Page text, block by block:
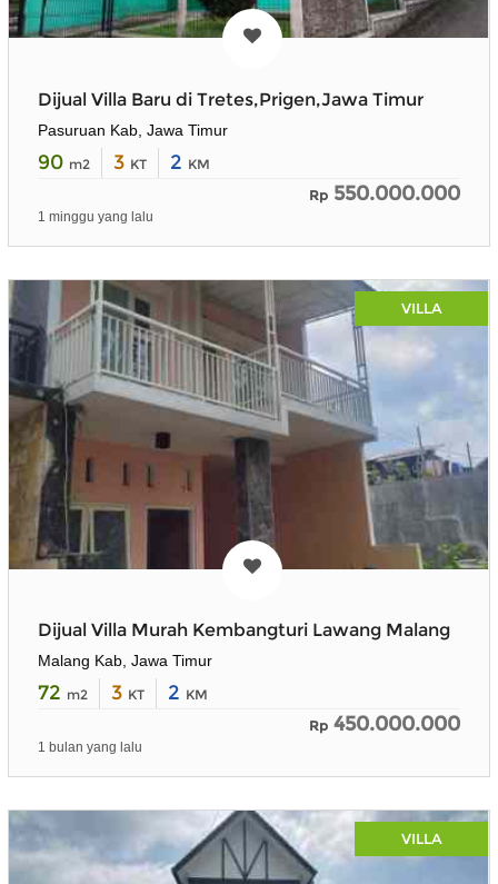
Dijual Villa Baru di Tretes,Prigen,Jawa Timur
Pasuruan Kab, Jawa Timur
90 m2 3 KT 2 KM
Rp 550.000.000
1 minggu yang lalu
VILLA
Dijual Villa Murah Kembangturi Lawang Malang
Malang Kab, Jawa Timur
72 m2 3 KT 2 KM
Rp 450.000.000
1 bulan yang lalu
VILLA